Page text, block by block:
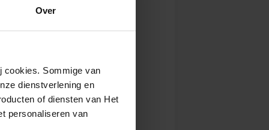
Over
cookies. Sommige van
dienstverlening en
of diensten van Het
personaliseren van